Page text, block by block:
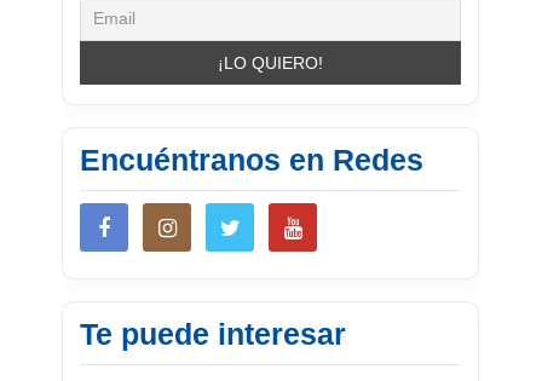
Encuéntranos en Redes
Te puede interesar